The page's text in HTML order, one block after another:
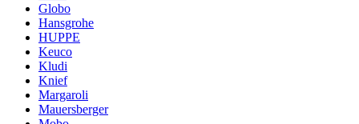
Globo
Hansgrohe
HUPPE
Keuco
Kludi
Knief
Margaroli
Mauersberger